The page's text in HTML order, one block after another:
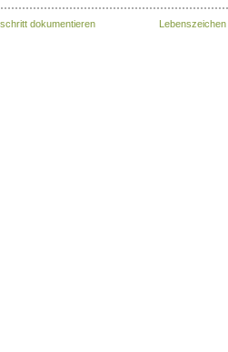
dokumentieren Lebenszeichen